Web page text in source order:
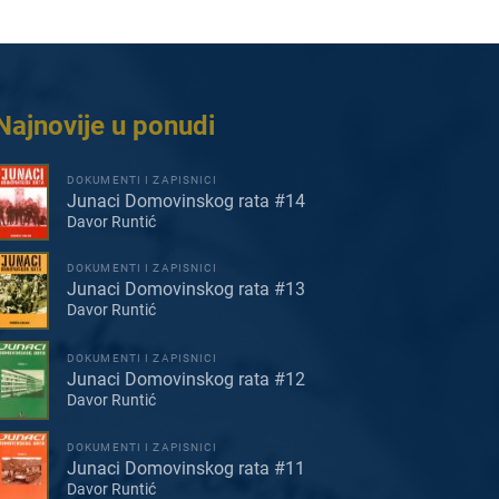
u ponudi
DOKUMENTI I ZAPISNICI
Junaci Domovinskog rata #14
Davor Runtić
DOKUMENTI I ZAPISNICI
Junaci Domovinskog rata #13
Davor Runtić
DOKUMENTI I ZAPISNICI
Junaci Domovinskog rata #12
Davor Runtić
DOKUMENTI I ZAPISNICI
Junaci Domovinskog rata #11
Davor Runtić